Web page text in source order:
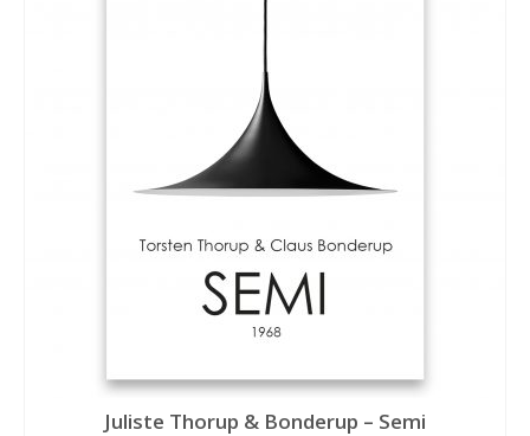
Juliste Thorup & Bonderup – Semi